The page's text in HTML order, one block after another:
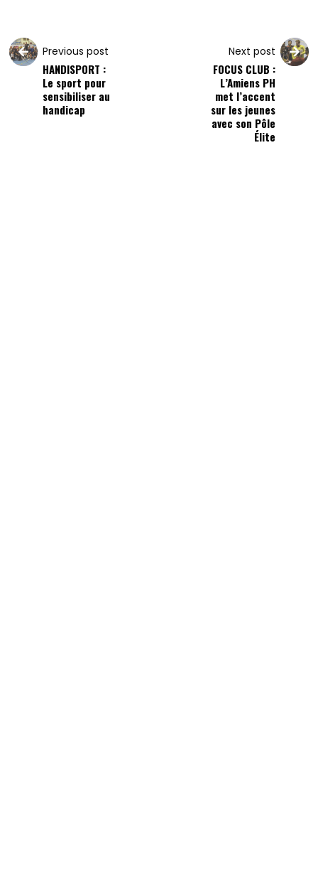
Previous post
HANDISPORT :
Le sport pour
sensibiliser au
handicap
Next post
FOCUS CLUB :
L’Amiens PH
met l’accent
sur les jeunes
avec son Pôle
Élite